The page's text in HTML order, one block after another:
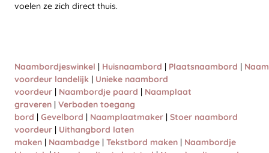
voelen ze zich direct thuis.
Naambordjeswinkel Huisnaambord Plaatsnaambord
voordeur landelijk
Unieke naambord
voordeur
Naambordje paard
Naamplaat
graveren
Verboden toegang
bord
Gevelbord Naamplaatmaker
Stoer naambord
voordeur
Uithangbord laten
maken
Naambadge Tekstbord maken
Naambordje